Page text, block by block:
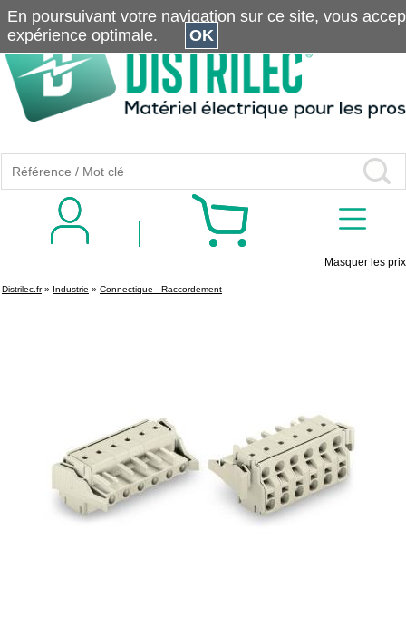
Masquer les prix
Distrilec.fr» Industrie » Connectique - Raccordement
En poursuivant votre navigation sur ce site, vous
expérience optimale.
OK